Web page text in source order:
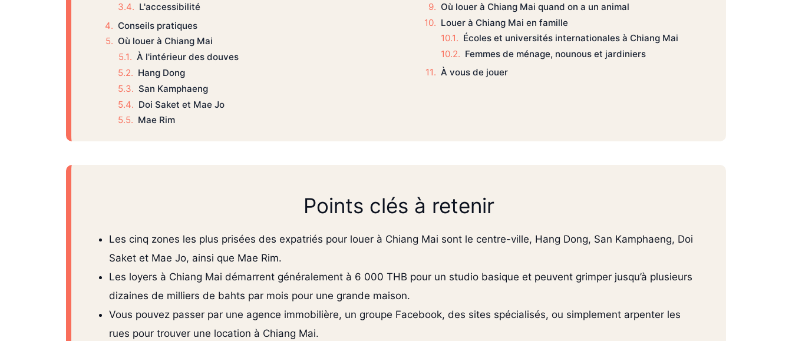
L'accessibilité
Conseils pratiques
Où louer à Chiang Mai
À l'intérieur des douves
Hang Dong
San Kamphaeng
Doi Saket et Mae Jo
Mae Rim
Où louer à Chiang Mai quand on a un animal
Louer à Chiang Mai en famille
Écoles et universités internationales à Chiang Mai
Femmes de ménage, nounous et jardiniers
À vous de jouer
Points clés à retenir
Les cinq zones les plus prisées des expatriés pour louer à Chiang Mai sont le centre-ville, Hang Dong, San Kamphaeng, Doi
Saket et Mae Jo, ainsi que Mae Rim.
Les loyers à Chiang Mai démarrent généralement à 6 000 THB pour un studio basique et peuvent grimper jusqu’à plusieurs
dizaines de milliers de bahts par mois pour une grande maison.
Vous pouvez passer par une agence immobilière, un groupe Facebook, des sites spécialisés, ou simplement arpenter les
rues pour trouver une location à Chiang Mai.